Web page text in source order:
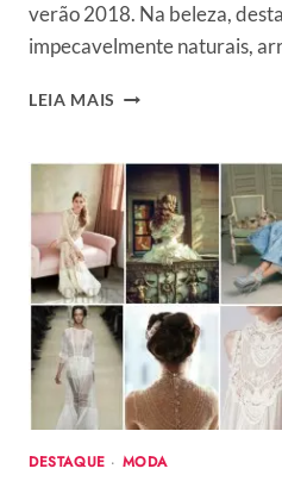
verão 2018. Na beleza,
impecavelmente naturais,
LEIA MAIS BELEZA
O
CONTORNO:
PELE
NATURAL
É
A
TENDÊNCIA
DE
BELEZA
DA
VEZ
DIRETO
DESTAQUE · MODA